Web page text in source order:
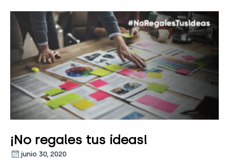
¡No regales tus ideas!
junio 30, 2020